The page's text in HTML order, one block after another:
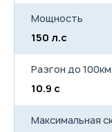
Иммобилайзер
Сигнализация
дистанционным
управлением
запасное
Легкосплавные
Мощность
150 л.с
Разгон до
10.9 с
Максимальная